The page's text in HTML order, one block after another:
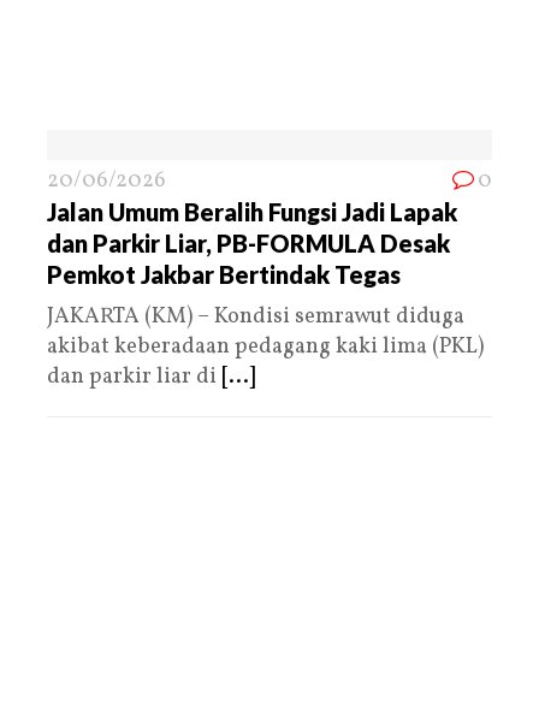
20/06/2026 0
Jalan Umum Beralih Fungsi Jadi Lapak
dan Parkir Liar, PB-FORMULA Desak
Pemkot Jakbar Bertindak Tegas
JAKARTA (KM) – Kondisi semrawut diduga
akibat keberadaan pedagang kaki lima (PKL)
dan parkir liar di [...]